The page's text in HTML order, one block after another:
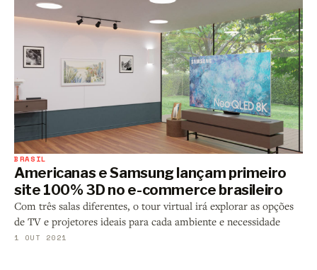
BRASIL
Americanas e Samsung lançam primeiro
site 100% 3D no e-commerce brasileiro
Com três salas diferentes, o tour virtual irá explorar as opções
de TV e projetores ideais para cada ambiente e necessidade
1 OUT 2021